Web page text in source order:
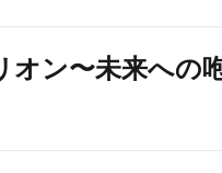
オン〜未来への